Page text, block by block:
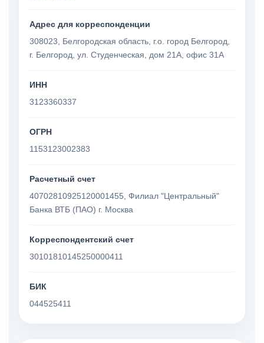
Адрес для корреспонденции
308023, Белгородская область, г.о. город Белгород,
г. Белгород, ул. Студенческая, дом 21А, офис 31А
ИНН
3123360337
ОГРН
1153123002383
Расчетный счет
40702810925120001455, Филиал "Центральный"
Банка ВТБ (ПАО) г. Москва
Корреспондентский счет
30101810145250000411
БИК
044525411